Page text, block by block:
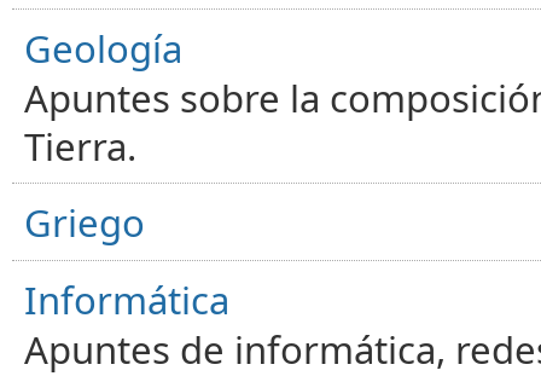
Geología
Apuntes sobre la
Tierra.
Griego
Informática
Apuntes de informática,